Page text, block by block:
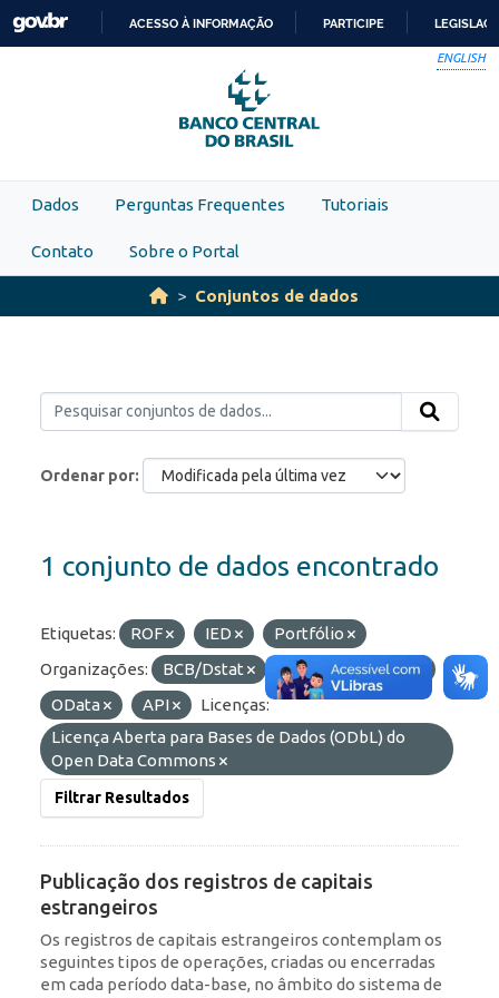
Skip to main content
PARA
O
CONTEÚDO
ACESSO À INFORMAÇÃO PARTICIPE
ENGLISH
Dados Perguntas Frequentes Tutoriais
Contato Sobre o Portal
Conjuntos de dados
Ordenar por
1 conjunto de dados encontrado
Etiquetas: ROF IED
Portfólio
Organizações:
BCB/Dstat Formatos:
HTML
OData
API
Licenças:
Licença Aberta para Bases de Dados (ODbL) do
Open Data Commons
Filtrar Resultados
Publicação dos registros de capitais
estrangeiros
Os registros de capitais estrangeiros contemplam os
seguintes tipos de operações, criadas ou encerradas
em cada período data-base, no âmbito do sistema de